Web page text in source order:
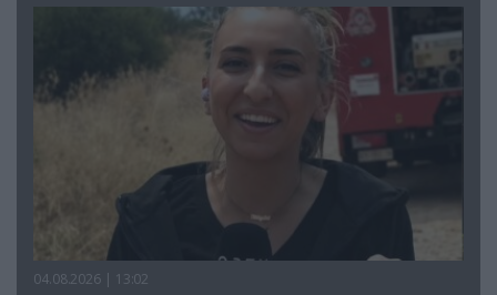
04.08.2026 | 13:02